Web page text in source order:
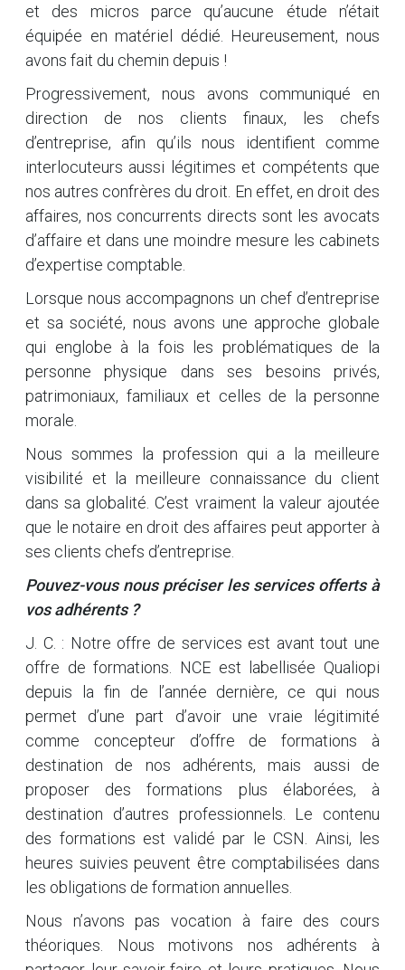
et des micros parce qu’aucune étude n’était
équipée en matériel dédié. Heureusement, nous
avons fait du chemin depuis !
Progressivement, nous avons communiqué en
direction de nos clients finaux, les chefs
d’entreprise, afin qu’ils nous identifient comme
interlocuteurs aussi légitimes et compétents que
nos autres confrères du droit. En effet, en droit des
affaires, nos concurrents directs sont les avocats
d’affaire et dans une moindre mesure les cabinets
d’expertise comptable.
Lorsque nous accompagnons un chef d’entreprise
et sa société, nous avons une approche globale
qui englobe à la fois les problématiques de la
personne physique dans ses besoins privés,
patrimoniaux, familiaux et celles de la personne
morale.
Nous sommes la profession qui a la meilleure
visibilité et la meilleure connaissance du client
dans sa globalité. C’est vraiment la valeur ajoutée
que le notaire en droit des affaires peut apporter à
ses clients chefs d’entreprise.
Pouvez-vous nous préciser les services offerts à
vos adhérents ?
J. C. : Notre offre de services est avant tout une
offre de formations. NCE est labellisée Qualiopi
depuis la fin de l’année dernière, ce qui nous
permet d’une part d’avoir une vraie légitimité
comme concepteur d’offre de formations à
destination de nos adhérents, mais aussi de
proposer des formations plus élaborées, à
destination d’autres professionnels. Le contenu
des formations est validé par le CSN. Ainsi, les
heures suivies peuvent être comptabilisées dans
les obligations de formation annuelles.
Nous n’avons pas vocation à faire des cours
théoriques. Nous motivons nos adhérents à